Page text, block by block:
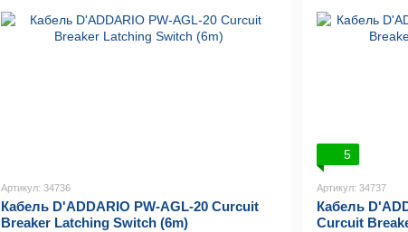
Артикул: 34736
Кабель D'ADDARIO PW-AGL-20 Curcuit
Breaker Latching Switch (6m)
5
Артикул: 34737
Кабель
Curcuit